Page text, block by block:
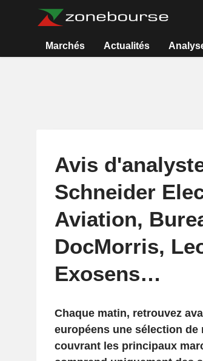
Marchés Actualités
Avis
Schneider
Aviation,
DocMorris,
Exosens…
Chaque matin, retrouvez
européens une sélection
couvrant les principaux